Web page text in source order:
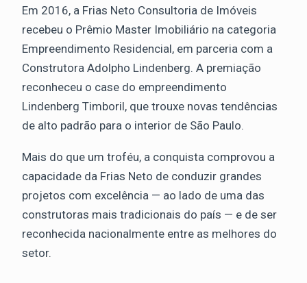
Em 2016, a Frias Neto Consultoria de Imóveis
recebeu o Prêmio Master Imobiliário na categoria
Empreendimento Residencial, em parceria com a
Construtora Adolpho Lindenberg. A premiação
reconheceu o case do empreendimento
Lindenberg Timboril, que trouxe novas tendências
de alto padrão para o interior de São Paulo.
Mais do que um troféu, a conquista comprovou a
capacidade da Frias Neto de conduzir grandes
projetos com excelência — ao lado de uma das
construtoras mais tradicionais do país — e de ser
reconhecida nacionalmente entre as melhores do
setor.